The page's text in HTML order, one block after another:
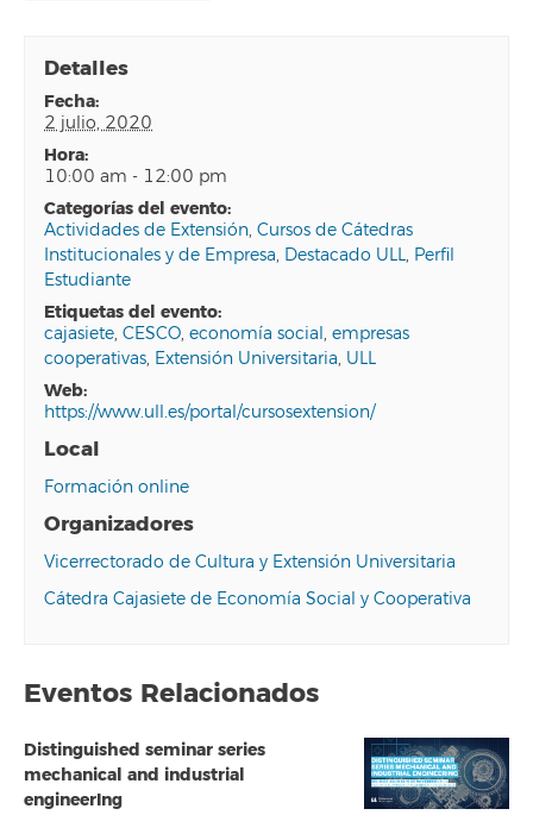
Detalles
fecha:
2 julio, 2020
hora:
10:00 am - 12:00 pm
categorías del evento:
Actividades de Extensión,Cursos de Cátedras
Institucionales y de Empresa, Destacado ULL, Perfil
Estudiante
etiquetas del evento:
cajasiete,CESCO,economía social,empresas
cooperativas, Extensión Universitaria, ULL
web:
https://www.ull.es/portal/cursosextension/
Local
Formación online
Organizadores
Vicerrectorado de Cultura y Extensión Universitaria
Cátedra Cajasiete de Economía Social y Cooperativa
Eventos Relacionados
Distinguished seminar series
mechanical and industrial
engineerIng